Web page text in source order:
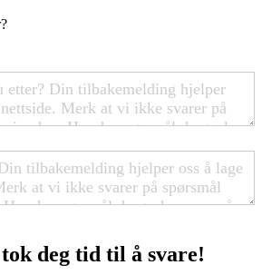
deg tid til å svare!